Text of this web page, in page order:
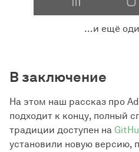
...и ещё
В заключение
На этом наш рассказ про
подходит к концу, полный
традиции доступен на
установили новую версию,